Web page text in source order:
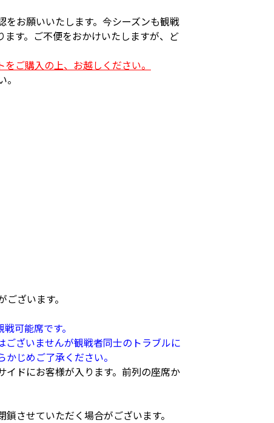
お願いいたします。今シーズンも観戦
す。ご不便をおかけいたしますが、ど
ご購入の上、お越しください。
ざいます。
可能席です。
ざいませんが観戦者同士のトラブルに
じめご了承ください。
ドにお客様が入ります。前列の座席か
させていただく場合がございます。